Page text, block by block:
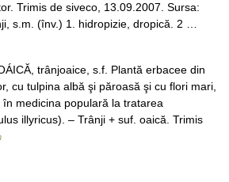
Trimis de siveco, 13.09.2007. Sursa:
s.m. (înv.) 1. hidropizie, dropică. 2 …
trânjoaice, s.f. Plantă erbacee din
cu tulpina albă şi păroasă şi cu flori mari,
medicina populară la tratarea
illyricus). – Trânji + suf. oaică. Trimis